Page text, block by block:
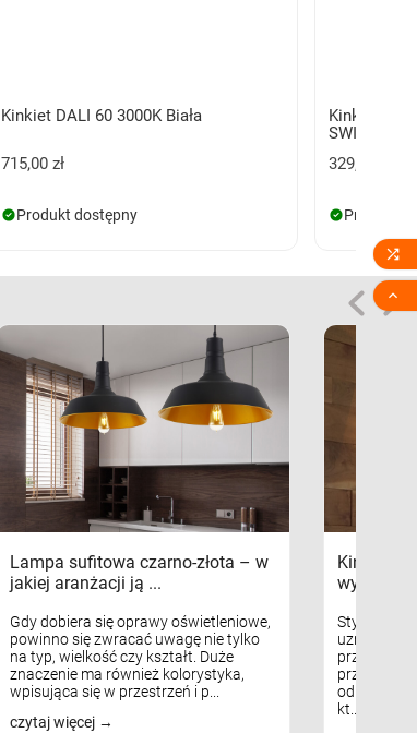
Kinkiet DALI 60 3000K Biała
715,00 zł
Produkt dostępny
Kinkiet
SWITCH
329,00 zł
Produkt
Lampa sufitowa czarno-złota – w
jakiej aranżacji ją ...
Gdy dobiera się oprawy oświetleniowe,
powinno się zwracać uwagę nie tylko
na typ, wielkość czy kształt. Duże
znaczenie ma również kolorystyka,
wpisująca się w przestrzeń i p...
czytaj więcej
Kinkiety
Styl
uznaniem
kt...

